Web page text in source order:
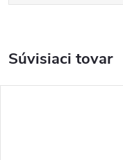
Súvisiaci tovar